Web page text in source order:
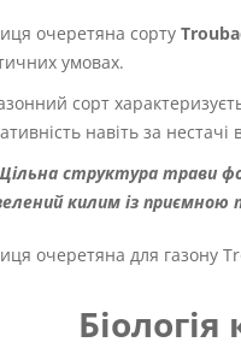
очеретяна сорту
умовах.
сорт
навіть за нестачі
структура трави
килим із
очеретяна для газону